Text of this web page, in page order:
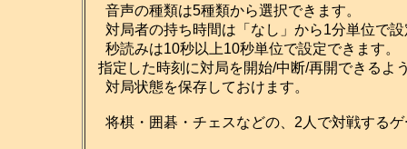
音声の種類は5種類から選択できます。
対局者の持ち時間は「なし」から1分単位で
秒読みは10秒以上10秒単位で設定できます。
指定した時刻に対局を開始/中断/再開できるよ
対局状態を保存しておけます。
将棋・囲碁・チェスなどの、2人で対戦する